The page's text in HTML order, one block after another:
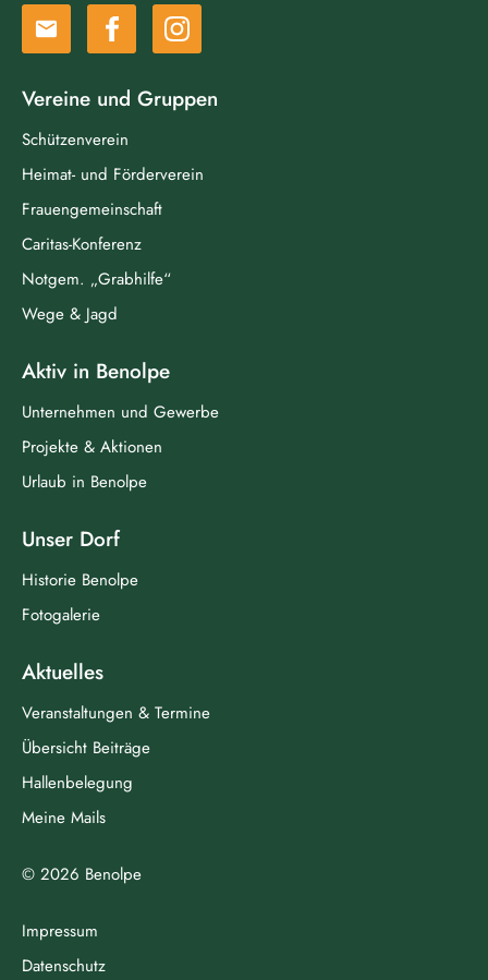
email
Vereine und Gruppen
Schützenverein
Heimat- und Förderverein
Frauengemeinschaft
Caritas-Konferenz
Notgem. „Grabhilfe“
Wege & Jagd
Aktiv in Benolpe
Unternehmen und Gewerbe
Projekte & Aktionen
Urlaub in Benolpe
Unser Dorf
Historie Benolpe
Fotogalerie
Aktuelles
Veranstaltungen & Termine
Übersicht Beiträge
Hallenbelegung
Meine Mails
© 2026 Benolpe
Impressum
Datenschutz